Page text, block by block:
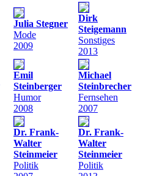
Julia Stegner
Mode
2009
Dirk
Steigemann
Sonstiges
2013
Emil
Steinberger
Humor
2008
Michael
Steinbrecher
Fernsehen
2007
Dr. Frank-
Walter
Steinmeier
Politik
Dr. Frank-
Walter
Steinmeier
Politik